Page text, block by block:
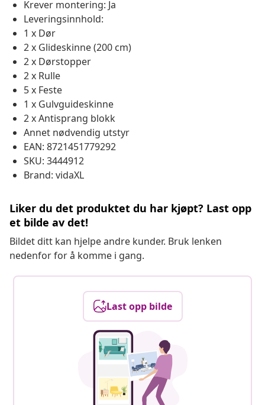
Krever montering: Ja
Leveringsinnhold:
1 x Dør
2 x Glideskinne (200 cm)
2 x Dørstopper
2 x Rulle
5 x Feste
1 x Gulvguideskinne
2 x Antisprang blokk
Annet nødvendig utstyr
EAN: 8721451779292
SKU: 3444912
Brand: vidaXL
Liker du det produktet du har kjøpt? Last opp
et bilde av det!
Bildet ditt kan hjelpe andre kunder. Bruk lenken
nedenfor for å komme i gang.
Last opp bilde